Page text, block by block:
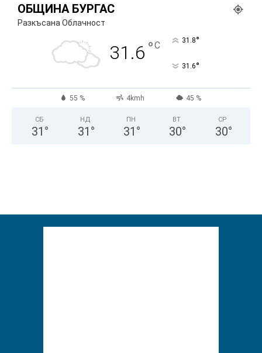
ОБЩИНА БУРГАС
Разкъсана Облачност
31.6 °C 31.8°
31.6°
55 % 4kmh 45 %
СБ
31 °
НД
31 °
ПН
31 °
ВТ
30°
СР
30°